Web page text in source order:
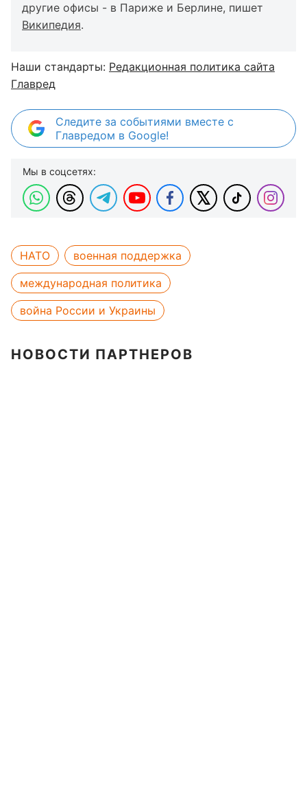
другие офисы - в Париже и Берлине, пишет
Википедия.
Наши стандарты: Редакционная политика сайта
Главред
Следите за событиями вместе с
Главредом в Google!
Мы в соцсетях:
НАТО
военная поддержка
международная политика
война России и Украины
НОВОСТИ ПАРТНЕРОВ